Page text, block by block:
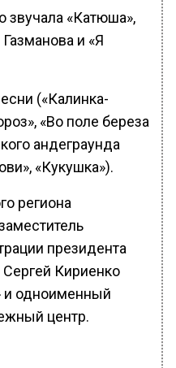
звучала «Катюша»,
и «Я
(«Калинка-
«Во поле береза
андеграунда
«Кукушка»).
региона
президента
Кириенко
и одноименный
центр.